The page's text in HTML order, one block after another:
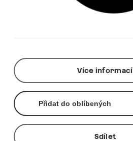
Více informací
Přidat do oblíbených
Sdílet